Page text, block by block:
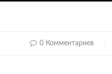
0 Комментариев